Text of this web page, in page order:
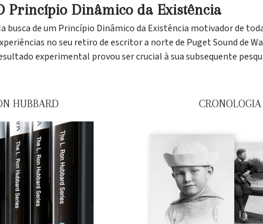
Princípio Dinâmico da Existência
busca de um Princípio Dinâmico da Existência motivador de
no seu retiro de escritor a norte de Puget Sound de
experimental provou ser crucial à sua subsequente
HUBBARD CRONOLOGIA